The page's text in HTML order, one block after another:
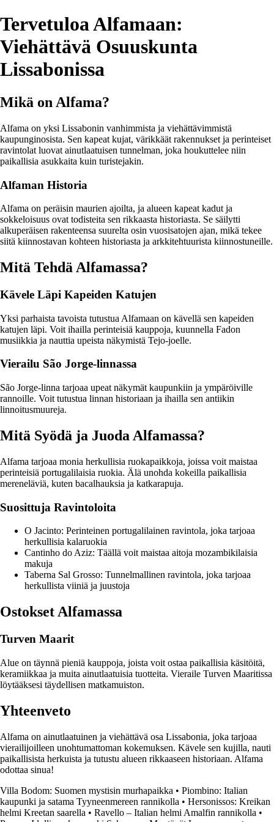
Tervetuloa Alfamaan:
Viehättävä Osuuskunta
Lissabonissa
Mikä on Alfama?
Alfama on yksi Lissabonin vanhimmista ja viehättävimmistä
kaupunginosista. Sen kapeat kujat, värikkäät rakennukset ja perinteiset
ravintolat luovat ainutlaatuisen tunnelman, joka houkuttelee niin
paikallisia asukkaita kuin turistejakin.
Alfaman Historia
Alfama on peräisin maurien ajoilta, ja alueen kapeat kadut ja
sokkeloisuus ovat todisteita sen rikkaasta historiasta. Se säilytti
alkuperäisen rakenteensa suurelta osin vuosisatojen ajan, mikä tekee
siitä kiinnostavan kohteen historiasta ja arkkitehtuurista kiinnostuneille.
Mitä Tehdä Alfamassa?
Kävele Läpi Kapeiden Katujen
Yksi parhaista tavoista tutustua Alfamaan on kävellä sen kapeiden
katujen läpi. Voit ihailla perinteisiä kauppoja, kuunnella Fadon
musiikkia ja nauttia upeista näkymistä Tejo-joelle.
Vierailu São Jorge-linnassa
São Jorge-linna tarjoaa upeat näkymät kaupunkiin ja ympäröiville
rannoille. Voit tutustua linnan historiaan ja ihailla sen antiikin
linnoitusmuureja.
Mitä Syödä ja Juoda Alfamassa?
Alfama tarjoaa monia herkullisia ruokapaikkoja, joissa voit maistaa
perinteisiä portugalilaisia ruokia. Älä unohda kokeilla paikallisia
mereneläviä, kuten bacalhauksia ja katkarapuja.
Suosittuja Ravintoloita
O Jacinto: Perinteinen portugalilainen ravintola, joka tarjoaa
herkullisia kalaruokia
Cantinho do Aziz: Täällä voit maistaa aitoja mozambikilaisia
makuja
Taberna Sal Grosso: Tunnelmallinen ravintola, joka tarjoaa
herkullista viiniä ja juustoja
Ostokset Alfamassa
Turven Maarit
Alue on täynnä pieniä kauppoja, joista voit ostaa paikallisia käsitöitä,
keramiikkaa ja muita ainutlaatuisia tuotteita. Vieraile Turven Maaritissa
löytääksesi täydellisen matkamuiston.
Yhteenveto
Alfama on ainutlaatuinen ja viehättävä osa Lissabonia, joka tarjoaa
vierailijoilleen unohtumattoman kokemuksen. Kävele sen kujilla, nauti
paikallisista herkuista ja tutustu alueen rikkaaseen historiaan. Alfama
odottaa sinua!
Villa Bodom: Suomen mystisin murhapaikka • Piombino: Italian
kaupunki ja satama Tyyneenmereen rannikolla • Hersonissos: Kreikan
helmi Kreetan saarella • Ravello – Italian helmi Amalfin rannikolla •